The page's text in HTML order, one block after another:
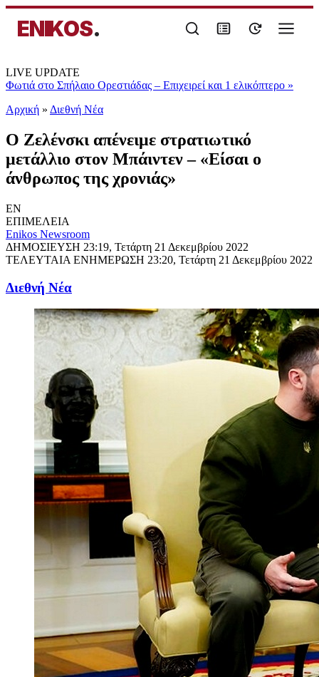
ENIKOS.
LIVE UPDATE
Φωτιά στο Σπήλαιο Ορεστιάδας – Επιχειρεί και 1 ελικόπτερο »
Αρχική » Διεθνή Νέα
Ο Ζελένσκι απένειμε στρατιωτικό
μετάλλιο στον Μπάιντεν – «Είσαι ο
άνθρωπος της χρονιάς»
EN
ΕΠΙΜΕΛΕΙΑ
Enikos Newsroom
ΔΗΜΟΣΙΕΥΣΗ 23:19, Τετάρτη 21 Δεκεμβρίου 2022
ΤΕΛΕΥΤΑΙΑ ΕΝΗΜΕΡΩΣΗ 23:20, Τετάρτη 21 Δεκεμβρίου 2022
Διεθνή Νέα